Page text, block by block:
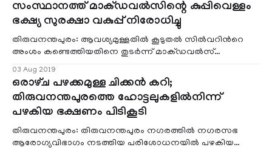
സംസ്ഥാനത്ത് മാക്ഡവല്‍സിന്റെ കുപ്പിവെള്ളം
ഭക്ഷ്യ സുരക്ഷാ വകുപ്പ് നിരോധിച്ചു
തിരുവനന്തപുരം: ആവശ്യമുള്ളതില്‍ കൂടുതല്‍ സില്‍വറിന്‍റെ
അംശം കണ്ടെത്തിയതിനെ തുടര്‍ന്ന് മാക്‌ഡവല്‍സ്
കുപ്പിവെള്ളം സംസ്ഥാനത്ത് നിരോധിച്ച്
03 Aug 2019
ഒരാഴ്‌ച പഴക്കമുള്ള ചിക്കൻ കറി;
തിരുവനന്തപുരത്തെ ഹോട്ടലുകളില്‍നിന്ന്
പഴകിയ ഭക്ഷണം പിടികൂടി
തിരുവനന്തപുരം: തിരുവനന്തപുരം നഗരത്തിൽ നഗരസഭ
ആരോഗ്യവിഭാഗം നടത്തിയ പരിശോധനയിൽ പഴകിയ